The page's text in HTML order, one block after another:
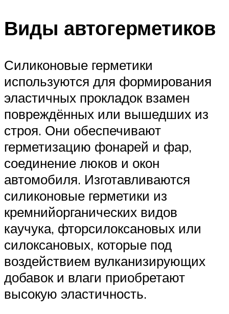
Виды автогерметиков
Силиконовые герметики
используются для формирования
эластичных прокладок взамен
повреждённых или вышедших из
строя. Они обеспечивают
герметизацию фонарей и фар,
соединение люков и окон
автомобиля. Изготавливаются
силиконовые герметики из
кремнийорганических видов
каучука, фторсилоксановых или
силоксановых, которые под
воздействием вулканизирующих
добавок и влаги приобретают
высокую эластичность.